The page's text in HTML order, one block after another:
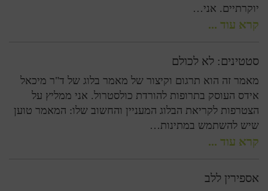
יוקרתיים. אני…
קרא עוד ...
סטטינים: לא לכולם
מאמר זה הוא תרגום וקיצור של מאמר בלוג של ד"ר מיכאל
אידס העוסק בתרופות להורדת כולסטרול. אני ממליץ על
הצטרפות לקריאת הבלוג המעניין והחשוב שלו: המאמר טוען
שיש להשתמש במתינות…
קרא עוד ...
אספירין ללב